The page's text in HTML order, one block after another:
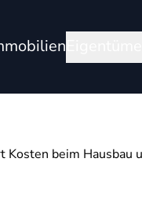
Kosten beim Hausbau